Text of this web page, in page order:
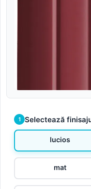
1 Selectează
lucios
mat